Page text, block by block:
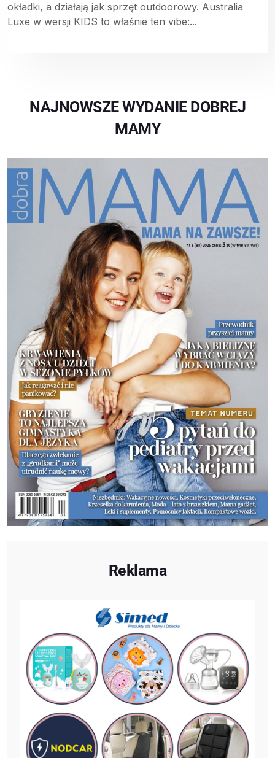
okładki, a działają jak sprzęt outdoorowy. Australia
Luxe w wersji KIDS to właśnie ten vibe:...
NAJNOWSZE WYDANIE DOBREJ
MAMY
Reklama